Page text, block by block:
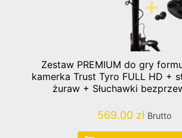
Zestaw PREMIUM do gry
kamerka Trust Tyro FULL HD +
żuraw + Słuchawki
569.00 zł Brutto